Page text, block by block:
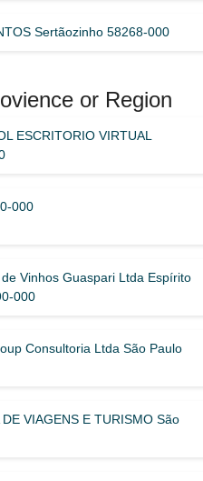
Sertãozinho 58268-000
or Region
ESCRITORIO VIRTUAL
000
Vinhos Guaspari Ltda Espírito
000
Consultoria Ltda São Paulo
VIAGENS E TURISMO São